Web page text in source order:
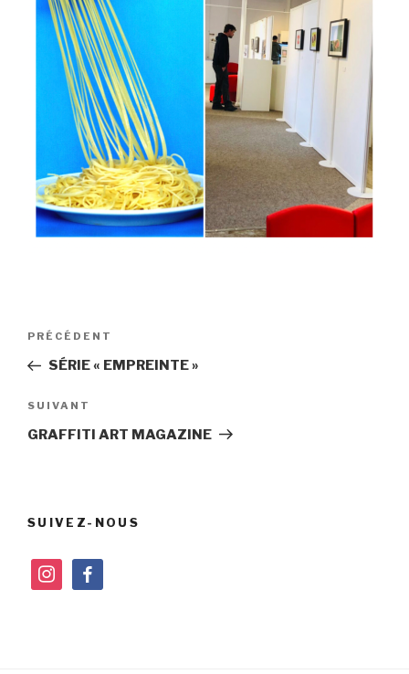
Navigation
l’article
Article
précédent
PRÉCÉDENT
SÉRIE « EMPREINTE »
Article
suivant
SUIVANT
GRAFFITI ART MAGAZINE
SUIVEZ-NOUS
instagramfacebook